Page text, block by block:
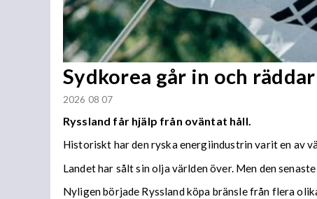
Sydkorea går in och
2026 08 07
Ryssland får hjälp från oväntat håll.
Historiskt har den ryska energiindustrin varit en av
Landet har sålt sin olja världen över. Men den
Nyligen började Ryssland köpa bränsle från flera